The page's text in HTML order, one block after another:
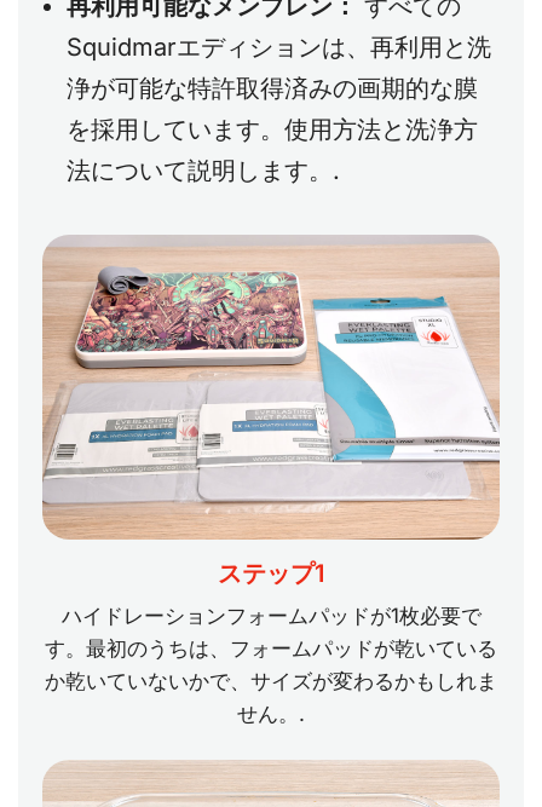
再利用可能なメンブレン： すべての
Squidmarエディションは、再利用と洗
浄が可能な特許取得済みの画期的な膜
を採用しています。使用方法と洗浄方
法について説明します。.
ステップ1
ハイドレーションフォームパッドが1枚必要で
す。最初のうちは、フォームパッドが乾いている
か乾いていないかで、サイズが変わるかもしれま
せん。.